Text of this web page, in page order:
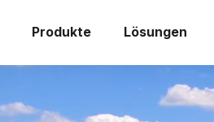
Produkte Lösungen